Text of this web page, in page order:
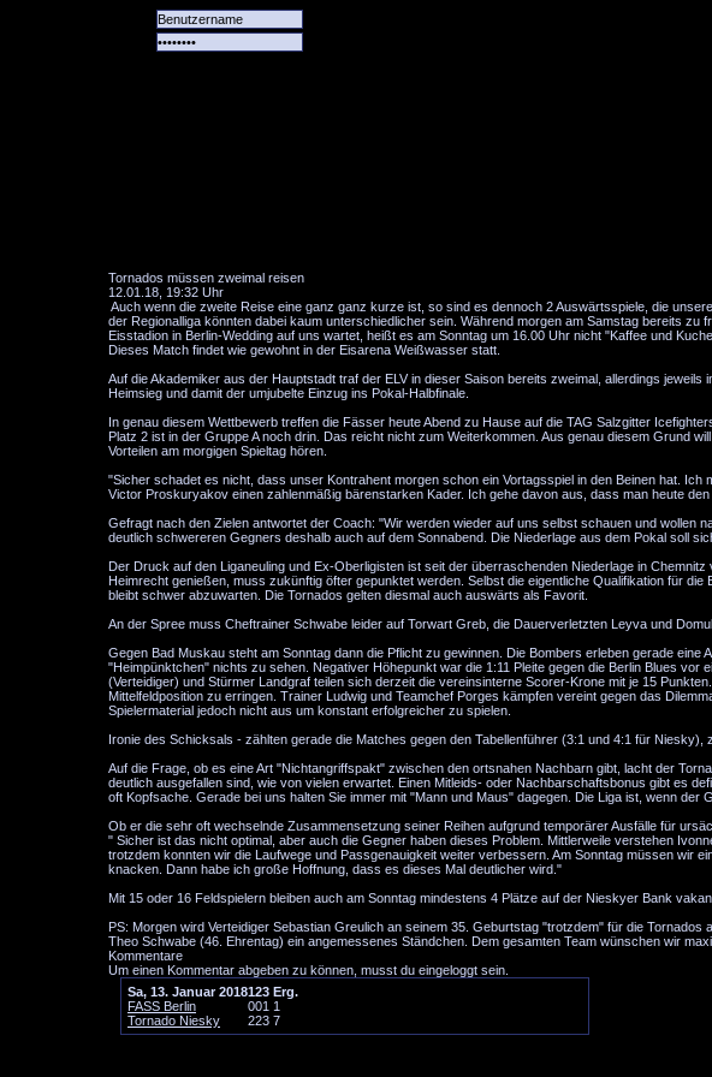
Tornados müssen zweimal reisen
12.01.18, 19:32 Uhr
Auch wenn die zweite Reise eine ganz ganz kurze ist, so sind es dennoch 2 Auswärtsspiele, die
der Regionalliga könnten dabei kaum unterschiedlicher sein. Während morgen am Samstag bereits zu
Eisstadion in Berlin-Wedding auf uns wartet, heißt es am Sonntag um 16.00 Uhr nicht "Kaffee und
Dieses Match findet wie gewohnt in der Eisarena Weißwasser statt.
Auf die Akademiker aus der Hauptstadt traf der ELV in dieser Saison bereits zweimal, allerdings
Heimsieg und damit der umjubelte Einzug ins Pokal-Halbfinale.
In genau diesem Wettbewerb treffen die Fässer heute Abend zu Hause auf die TAG Salzgitter
Platz 2 ist in der Gruppe A noch drin. Das reicht nicht zum Weiterkommen. Aus genau diesem Grund
Vorteilen am morgigen Spieltag hören.
"Sicher schadet es nicht, dass unser Kontrahent morgen schon ein Vortagsspiel in den Beinen hat.
Victor Proskuryakov einen zahlenmäßig bärenstarken Kader. Ich gehe davon aus, dass man heute
Gefragt nach den Zielen antwortet der Coach: "Wir werden wieder auf uns selbst schauen und wollen
deutlich schwereren Gegners deshalb auch auf dem Sonnabend. Die Niederlage aus dem Pokal soll
Der Druck auf den Liganeuling und Ex-Oberligisten ist seit der überraschenden Niederlage in
Heimrecht genießen, muss zukünftig öfter gepunktet werden. Selbst die eigentliche Qualifikation für
bleibt schwer abzuwarten. Die Tornados gelten diesmal auch auswärts als Favorit.
An der Spree muss Cheftrainer Schwabe leider auf Torwart Greb, die Dauerverletzten Leyva und
Gegen Bad Muskau steht am Sonntag dann die Pflicht zu gewinnen. Die Bombers erleben gerade
"Heimpünktchen" nichts zu sehen. Negativer Höhepunkt war die 1:11 Pleite gegen die Berlin Blues vor
(Verteidiger) und Stürmer Landgraf teilen sich derzeit die vereinsinterne Scorer-Krone mit je 15
Mittelfeldposition zu erringen. Trainer Ludwig und Teamchef Porges kämpfen vereint gegen das
Spielermaterial jedoch nicht aus um konstant erfolgreicher zu spielen.
Ironie des Schicksals - zählten gerade die Matches gegen den Tabellenführer (3:1 und 4:1 für Niesky),
Auf die Frage, ob es eine Art "Nichtangriffspakt" zwischen den ortsnahen Nachbarn gibt, lacht der
deutlich ausgefallen sind, wie von vielen erwartet. Einen Mitleids- oder Nachbarschaftsbonus gibt es
oft Kopfsache. Gerade bei uns halten Sie immer mit "Mann und Maus" dagegen. Die Liga ist, wenn der
Ob er die sehr oft wechselnde Zusammensetzung seiner Reihen aufgrund temporärer Ausfälle für
" Sicher ist das nicht optimal, aber auch die Gegner haben dieses Problem. Mittlerweile verstehen
trotzdem konnten wir die Laufwege und Passgenauigkeit weiter verbessern. Am Sonntag müssen wir
knacken. Dann habe ich große Hoffnung, dass es dieses Mal deutlicher wird."
Mit 15 oder 16 Feldspielern bleiben auch am Sonntag mindestens 4 Plätze auf der Nieskyer Bank
PS: Morgen wird Verteidiger Sebastian Greulich an seinem 35. Geburtstag "trotzdem" für die
Theo Schwabe (46. Ehrentag) ein angemessenes Ständchen. Dem gesamten Team wünschen wir
Kommentare
Um einen Kommentar abgeben zu können, musst du eingeloggt sein.
Sa, 13. Januar 2018123 Erg.
FASS Berlin
001 1
Tornado Niesky
223 7